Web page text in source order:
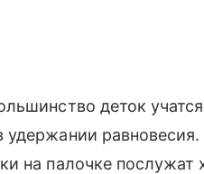
деток
удержании
на палочке